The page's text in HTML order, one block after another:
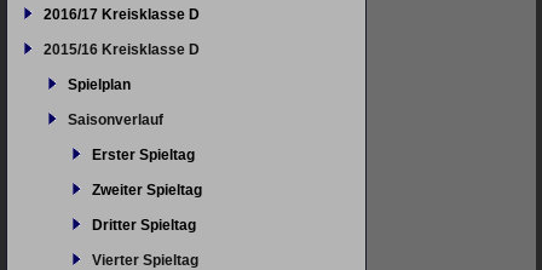
2016/17 Kreisklasse D
2015/16 Kreisklasse D
Spielplan
Saisonverlauf
Erster Spieltag
Zweiter Spieltag
Dritter Spieltag
Vierter Spieltag